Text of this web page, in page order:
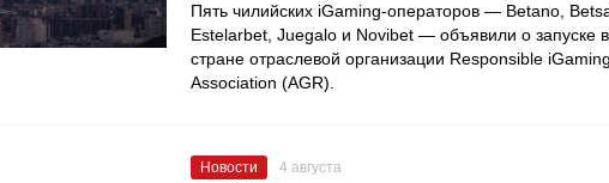
Пять чилийских iGaming-операторов — Betano,
Estelarbet, Juegalo и Novibet — объявили о запуске в
стране отраслевой организации Responsible iGaming
Association (AGR).
Новости 4 августа